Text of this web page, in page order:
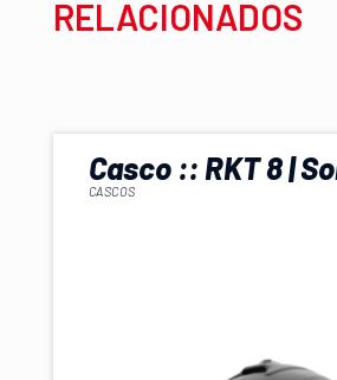
Monday - Sunday
Ipsum St, Rio
RELACIONADOS
Casco :: RKT 8 |
CASCOS